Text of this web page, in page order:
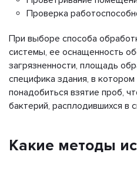
Проверка
При выборе способа
системы, ее оснащенность
загрязненности, площадь
специфика здания, в
понадобиться взятие проб,
бактерий, расплодившихся в
Какие методы